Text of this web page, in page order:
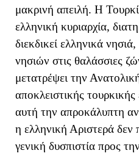
μακρινή απειλή. Η
ελληνική κυριαρχία,
διεκδικεί ελληνικά
νησιών στις θαλάσσιες
μετατρέψει την
αποκλειστικής
αυτή την απροκάλυπτη
η ελληνική Αριστερά δεν
γενική δυσπιστία προς